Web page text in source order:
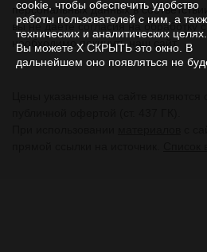
персональных данных в
вы не даете согласия на
необходимо покинуть наш сайт.
cookie, чтобы обеспечить удобство
работы пользователей с ним, а
технических и аналитических целях.
Вы можете Х СКРЫТЬ это окно. В
дальнейшем оно появляться не